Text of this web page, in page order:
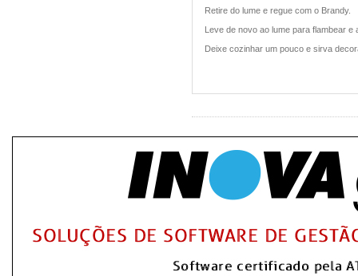
Retire do lume e regue com o Brandy.
Leve de novo ao lume para flambear e
Deixe cozinhar um pouco e sirva